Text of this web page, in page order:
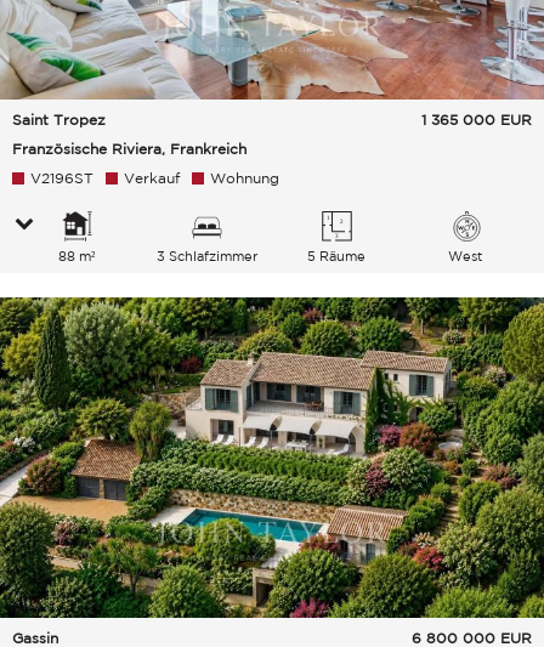
Saint Tropez
Französische Riviera, Frankreich
1 365 000 EUR
V2196ST Verkauf Wohnung
88 m² 3 Schlafzimmer 5 Räume West
Gassin
6 800 000 EUR